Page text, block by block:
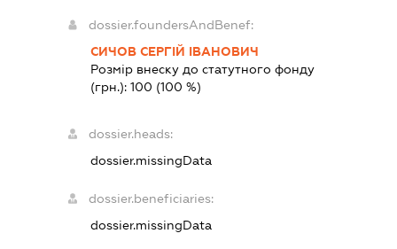
dossier.foundersAndBenef:
СИЧОВ СЕРГІЙ ІВАНОВИЧ
Розмір внеску до статутного фонду
(грн.):100 (100 %)
dossier.heads:
dossier.missingData
dossier.beneficiaries:
dossier.missingData